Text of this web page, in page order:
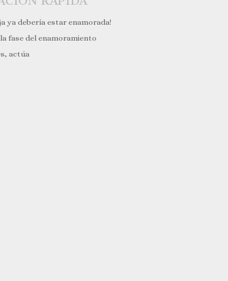
ya debería estar enamorada!
fase del enamoramiento
actúa